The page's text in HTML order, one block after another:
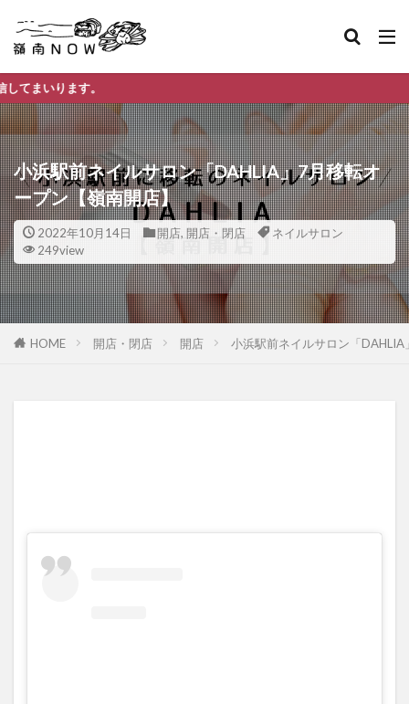
小浜駅前ネイルサロン「DAHLIA」7月移転オ
ープン【嶺南開店】
2022年10月14日 開店, 開店・閉店
ネイルサロン
249view
HOME 開店・閉店 開店 小浜駅前ネイルサロン「